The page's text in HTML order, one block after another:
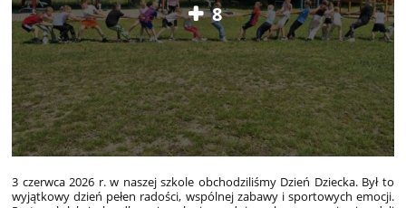
8
3 czerwca 2026 r. w naszej szkole obchodziliśmy Dzień Dziecka. Był to
wyjątkowy dzień pełen radości, wspólnej zabawy i sportowych emocji.